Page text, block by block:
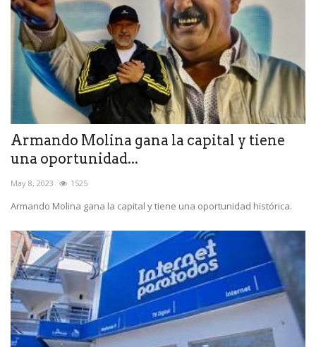
Armando Molina gana la capital y tiene
una oportunidad...
May 8, 2023 1525
Armando Molina gana la capital y tiene una oportunidad histórica.